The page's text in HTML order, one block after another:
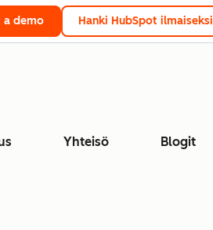
a demo Hanki HubSpot ilmaiseksi
Yhteisö Blogit